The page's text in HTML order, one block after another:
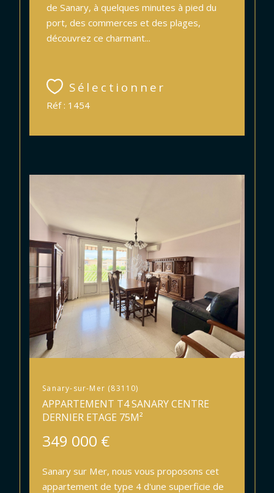
de Sanary, à quelques minutes à pied du
port, des commerces et des plages,
découvrez ce charmant...
Sélectionner
Réf : 1454
Sanary-sur-Mer (83110)
APPARTEMENT T4 SANARY CENTRE
DERNIER ETAGE 75M²
349 000 €
Sanary sur Mer, nous vous proposons cet
appartement de type 4 d'une superficie de